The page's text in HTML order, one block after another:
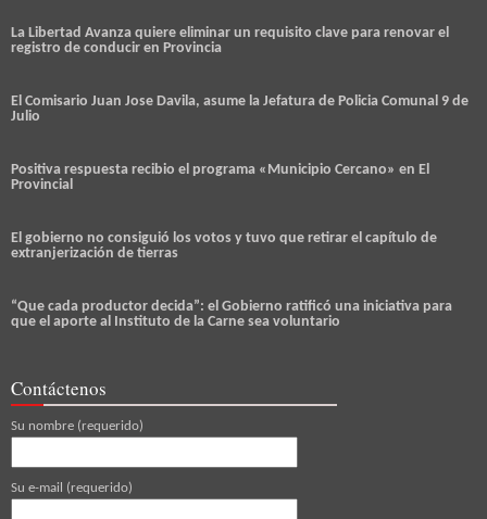
La Libertad Avanza quiere eliminar un requisito clave para renovar el
registro de conducir en Provincia
El Comisario Juan Jose Davila, asume la Jefatura de Policia Comunal 9 de
Julio
Positiva respuesta recibio el programa «Municipio Cercano» en El
Provincial
El gobierno no consiguió los votos y tuvo que retirar el capítulo de
extranjerización de tierras
“Que cada productor decida”: el Gobierno ratificó una iniciativa para
que el aporte al Instituto de la Carne sea voluntario
Contáctenos
Su nombre (requerido)
Su e-mail (requerido)